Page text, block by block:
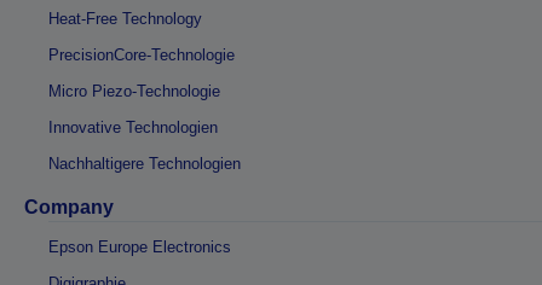
Heat-Free Technology
PrecisionCore-Technologie
Micro Piezo-Technologie
Innovative Technologien
Nachhaltigere Technologien
Company
Epson Europe Electronics